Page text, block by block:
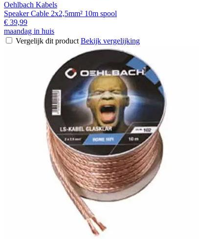
Oehlbach Kabels
Speaker Cable 2x2,5mm² 10m spool
€ 39,99
maandag in huis
Vergelijk dit product Bekijk vergelijking